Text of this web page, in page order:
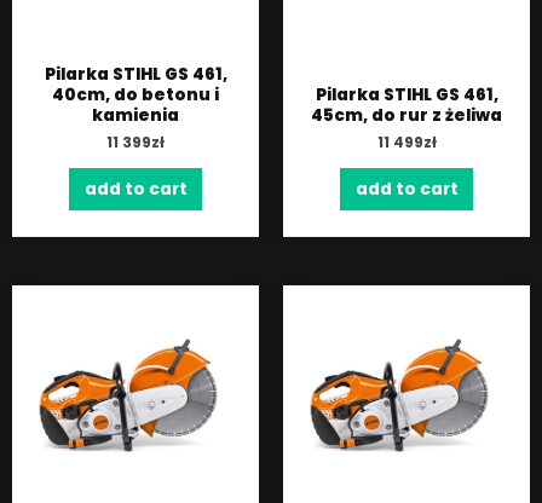
Pilarka STIHL GS 461,
40cm, do betonu i
kamienia
11 399zł
add to cart
Pilarka STIHL GS 461,
45cm, do rur z żeliwa
11 499zł
add to cart